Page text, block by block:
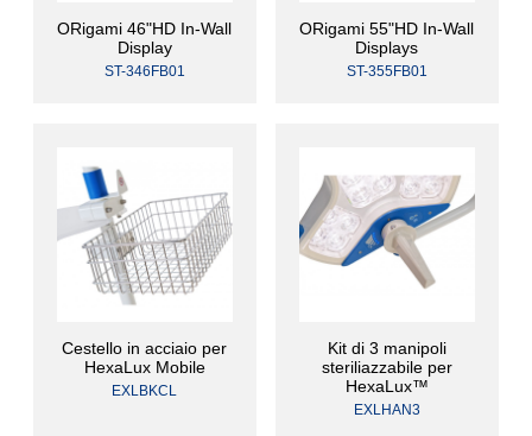
ORigami 46"HD In-Wall
Display
ST-346FB01
ORigami 55"HD In-Wall
Displays
ST-355FB01
Cestello in acciaio per
HexaLux Mobile
EXLBKCL
Kit di 3 manipoli
steriliazzabile per
HexaLux™
EXLHAN3